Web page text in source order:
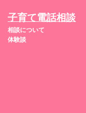
子育て電話相談
相談について
体験談